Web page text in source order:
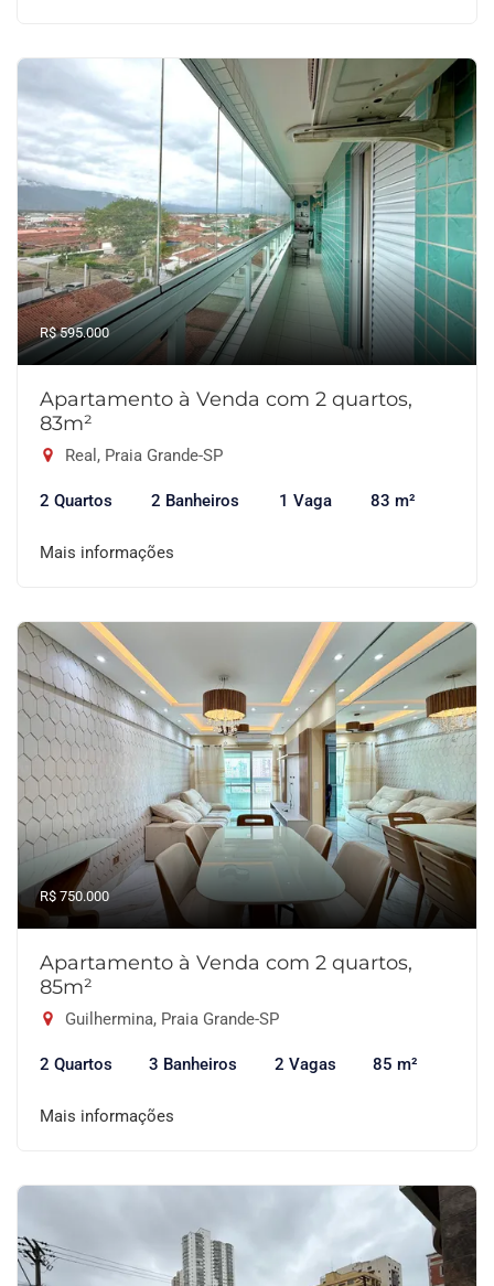
R$ 595.000
Apartamento à Venda com 2 quartos,
83m²
Real, Praia Grande-SP
2 Quartos 2 Banheiros 1 Vaga 83 m²
Mais informações
R$ 750.000
Apartamento à Venda com 2 quartos,
85m²
Guilhermina, Praia Grande-SP
2 Quartos 3 Banheiros 2 Vagas 85 m²
Mais informações